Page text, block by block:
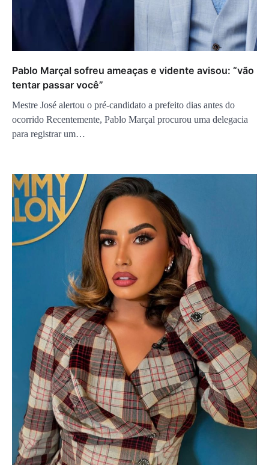
Pablo Marçal sofreu ameaças e vidente avisou: “vão
tentar passar você”
Mestre José alertou o pré-candidato a prefeito dias antes do
ocorrido Recentemente, Pablo Marçal procurou uma delegacia
para registrar um…